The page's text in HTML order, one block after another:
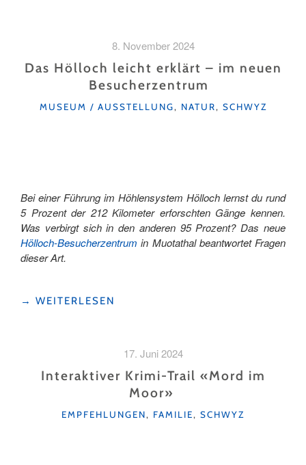
INS
LANGLAUFEN
KINDERN
8. November 2024
Das Hölloch leicht erklärt – im neuen
Besucherzentrum
KATEGORIEN
MUSEUM / AUSSTELLUNG, NATUR, SCHWYZ
Bei einer Führung im Höhlensystem Hölloch lernst du rund
5 Prozent der 212 Kilometer erforschten Gänge kennen.
Was verbirgt sich in den anderen 95 Prozent? Das neue
Hölloch-Besucherzentrum in Muotathal beantwortet Fragen
dieser Art.
"DAS
BESUCHERZENTRUM "
→ WEITERLESEN
17. Juni 2024
Interaktiver Krimi-Trail «Mord im
Moor»
KATEGORIEN
EMPFEHLUNGEN, FAMILIE, SCHWYZ